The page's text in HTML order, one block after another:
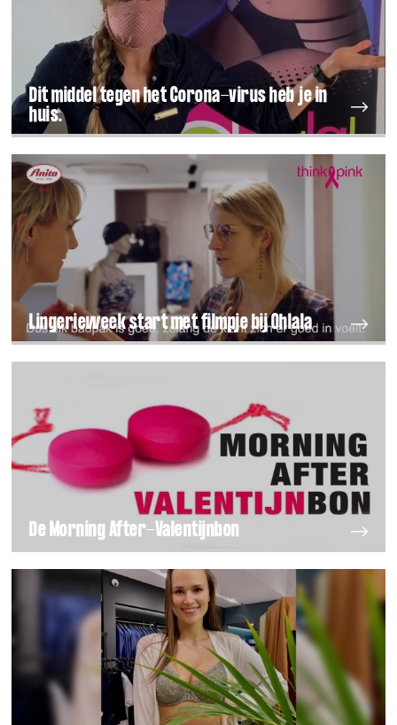
Dit middel tegen het Corona-virus heb je in
huis.
Lingerieweek start met filmpje bij Ohlala
De Morning After-Valentijnbon